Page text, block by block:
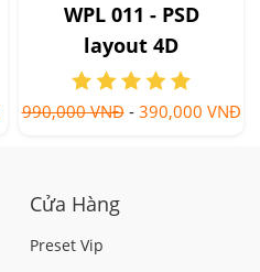
WPL 011 - PSD
layout 4D
990,000 VNĐ- 390,000 VNĐ
Cửa Hàng
Preset Vip